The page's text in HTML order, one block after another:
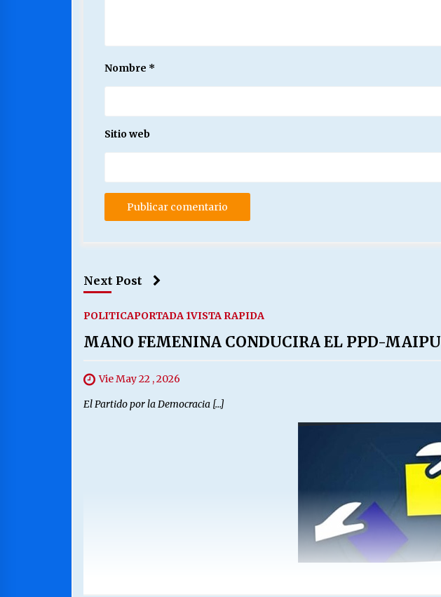
Nombre *
Sitio web
Next Post
POLITICAPORTADA 1VISTA RAPIDA
MANO FEMENINA CONDUCIRA EL PPD-MAIPU
Vie May 22 , 2026
El Partido por la Democracia […]